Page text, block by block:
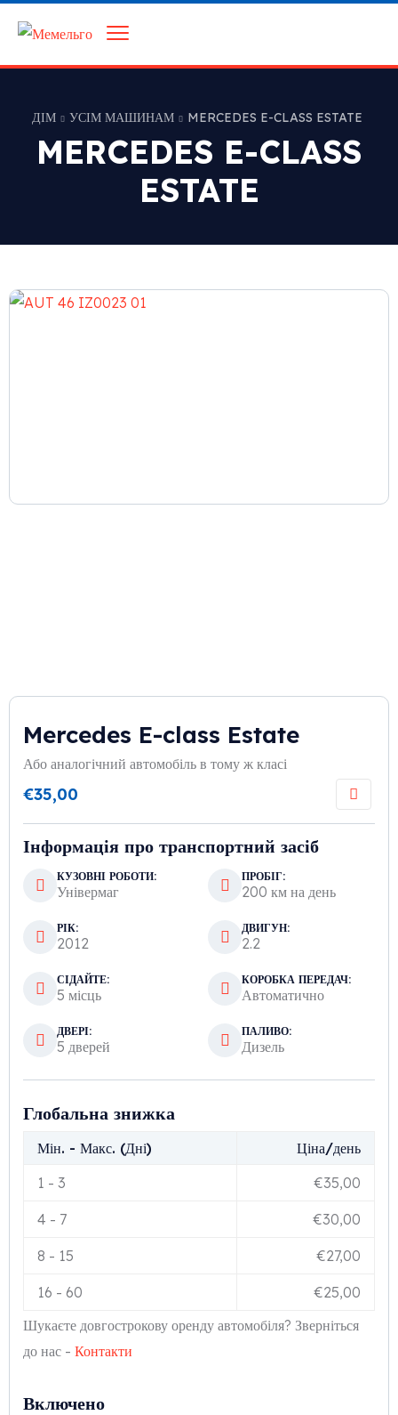
ДІМ УСІМ МАШИНАМ MERCEDES E-CLASS ESTATE
MERCEDES E-CLASS
ESTATE
Mercedes E-class Estate
Або аналогічний автомобіль в тому ж класі
€35,00
Інформація про транспортний засіб
КУЗОВНІ РОБОТИ:
Універмаг
ПРОБІГ:
200 км на день
РІК:
2012
ДВИГУН:
2.2
СІДАЙТЕ:
5 місць
КОРОБКА ПЕРЕДАЧ:
Автоматично
ДВЕРІ:
5 дверей
ПАЛИВО:
Дизель
Глобальна знижка
Мін. - Макс. (Дні)
Ціна/день
1 - 3 €35,00
4 - 7 €30,00
8 - 15 €27,00
16 - 60 €25,00
Шукаєте довгострокову оренду автомобіля? Зверніться
до нас - Контакти
Включено